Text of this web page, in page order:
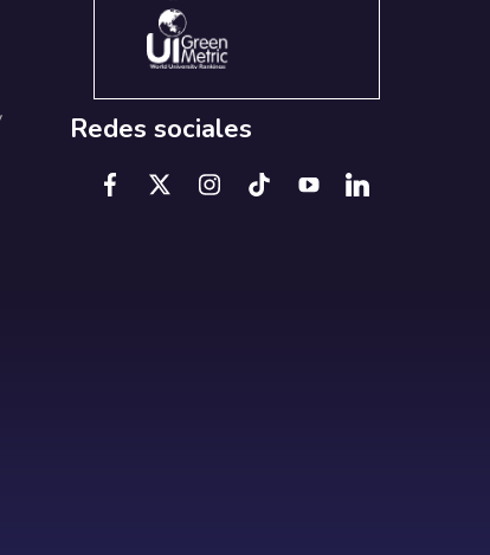
Redes sociales